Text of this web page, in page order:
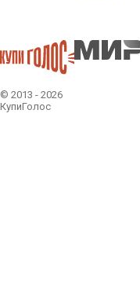
© 2013 - 2026
КупиГолос